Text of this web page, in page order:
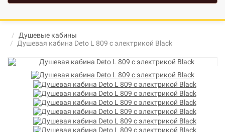
Душевые кабины
Душевая кабина Deto L 809 с электрикой Black